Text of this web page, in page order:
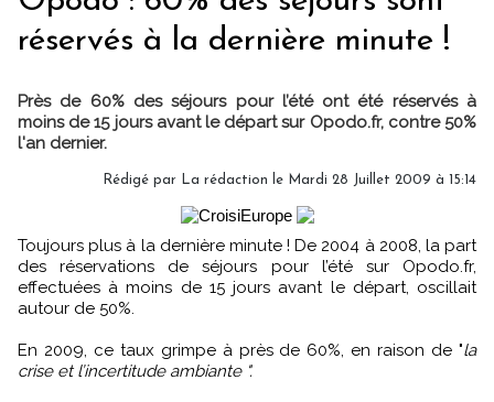
réservés à la dernière minute !
Près de 60% des séjours pour l’été ont été réservés à
moins de 15 jours avant le départ sur Opodo.fr, contre 50%
l'an dernier.
Rédigé par La rédaction le Mardi 28 Juillet 2009 à 15:14
Toujours plus à la dernière minute ! De 2004 à 2008, la part
des réservations de séjours pour l’été sur Opodo.fr,
effectuées à moins de 15 jours avant le départ, oscillait
autour de 50%.
En 2009, ce taux grimpe à près de 60%, en raison de "la
crise et l’incertitude ambiante ".